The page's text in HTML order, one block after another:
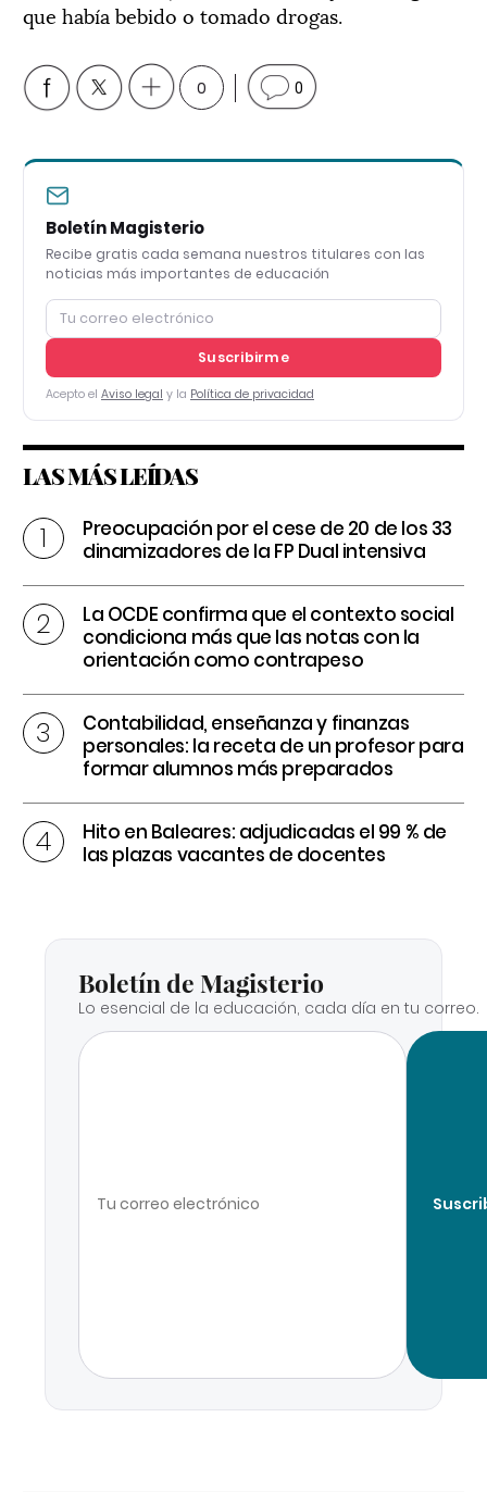
que había bebido o tomado drogas.
0 0
Boletín Magisterio
Recibe gratis cada semana nuestros titulares con las
noticias más importantes de educación
Suscribirme
Acepto el Aviso legal y la Política de privacidad
LAS MÁS LEÍDAS
Preocupación por el cese de 20 de los 33
dinamizadores de la FP Dual intensiva
La OCDE confirma que el contexto social
condiciona más que las notas con la
orientación como contrapeso
Contabilidad, enseñanza y finanzas
personales: la receta de un profesor para
formar alumnos más preparados
Hito en Baleares: adjudicadas el 99 % de
las plazas vacantes de docentes
Boletín de Magisterio
Lo esencial de la educación, cada día en tu correo.